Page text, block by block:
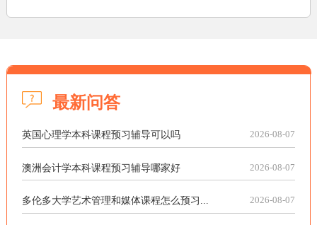
最新问答
英国心理学本科课程预习辅导可以吗 2026-08-07
澳洲会计学本科课程预习辅导哪家好 2026-08-07
多伦多大学艺术管理和媒体课程怎么预习... 2026-08-07